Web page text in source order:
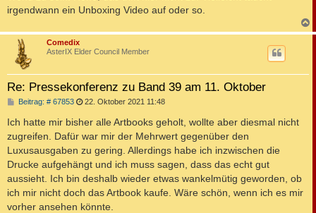
irgendwann ein Unboxing Video auf oder so.
a
Comedix
AsterIX Elder Council Member
Re: Pressekonferenz zu Band 39 am 11. Oktober
Beitrag: # 67853B
i
t
r
g
22. Oktober 2021 11:48
Ich hatte mir bisher alle Artbooks geholt, wollte aber diesmal nicht
zugreifen. Dafür war mir der Mehrwert gegenüber den
Luxusausgaben zu gering. Allerdings habe ich inzwischen die
Drucke aufgehängt und ich muss sagen, dass das echt gut
aussieht. Ich bin deshalb wieder etwas wankelmütig geworden, ob
ich mir nicht doch das Artbook kaufe. Wäre schön, wenn ich es mir
vorher ansehen könnte.